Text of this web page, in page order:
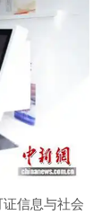
证信息与社会